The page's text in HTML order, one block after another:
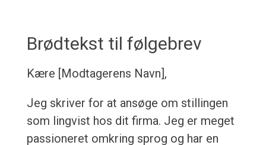
Brødtekst til følgebrev
Kære [Modtagerens Navn],
Jeg skriver for at ansøge om stillingen
som lingvist hos dit firma. Jeg er meget
passioneret omkring sprog og har en